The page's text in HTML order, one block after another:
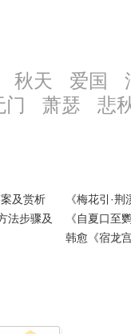
秋天 爱国
门 萧瑟 悲
及赏析
《梅花引·
法步骤及
《自夏口至
韩愈《宿龙